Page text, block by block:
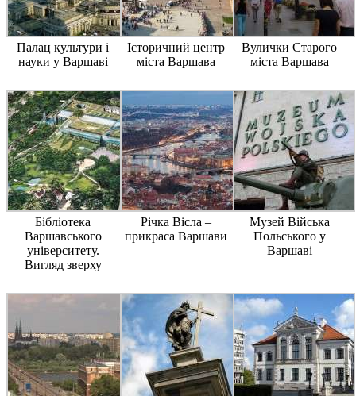
Палац культури і
науки у Варшаві
Історичний центр
міста Варшава
Вулички Старого
міста Варшава
Бібліотека
Варшавського
університету.
Вигляд зверху
Річка Вісла –
прикраса Варшави
Музей Війська
Польського у
Варшаві